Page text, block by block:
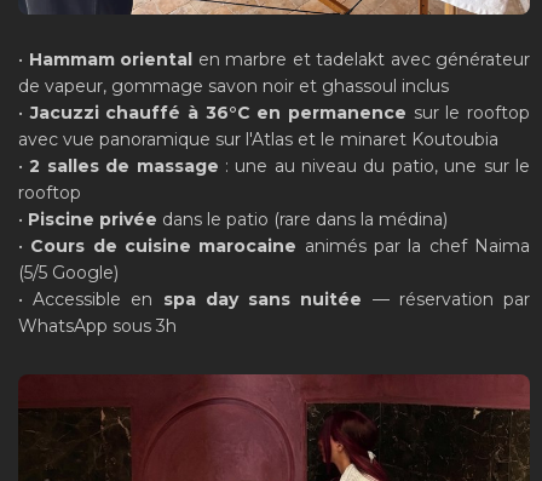
• Hammam oriental en marbre et tadelakt avec générateur
de vapeur, gommage savon noir et ghassoul inclus
•Jacuzzi chauffé à 36°C en permanence sur le rooftop
avec vue panoramique sur l'Atlas et le minaret Koutoubia
•2 salles de massage : une au niveau du patio, une sur le
rooftop
• Piscine privée dans le patio (rare dans la médina)
• Cours de cuisine marocaine animés par la chef Naima
(5/5 Google)
• Accessible en spa day sans nuitée — réservation par
WhatsApp sous 3h